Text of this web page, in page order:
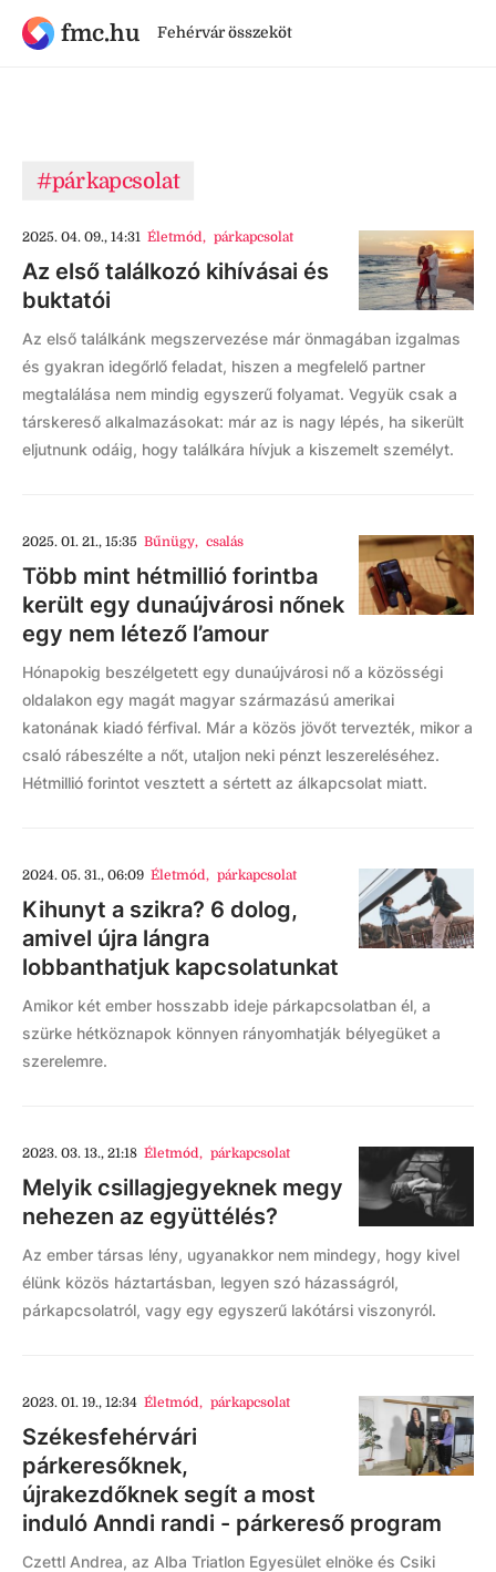
fmc.hu Fehérvár összeköt
#párkapcsolat
2025. 04. 09., 14:31 Életmód, párkapcsolat
Az első találkozó kihívásai és
buktatói
Az első találkánk megszervezése már önmagában izgalmas
és gyakran idegőrlő feladat, hiszen a megfelelő partner
megtalálása nem mindig egyszerű folyamat. Vegyük csak a
társkereső alkalmazásokat: már az is nagy lépés, ha sikerült
eljutnunk odáig, hogy találkára hívjuk a kiszemelt személyt.
2025. 01. 21., 15:35 Bűnügy, csalás
Több mint hétmillió forintba
került egy dunaújvárosi nőnek
egy nem létező l’amour
Hónapokig beszélgetett egy dunaújvárosi nő a közösségi
oldalakon egy magát magyar származású amerikai
katonának kiadó férfival. Már a közös jövőt tervezték, mikor a
csaló rábeszélte a nőt, utaljon neki pénzt leszereléséhez.
Hétmillió forintot vesztett a sértett az álkapcsolat miatt.
2024. 05. 31., 06:09 Életmód, párkapcsolat
Kihunyt a szikra? 6 dolog,
amivel újra lángra
lobbanthatjuk kapcsolatunkat
Amikor két ember hosszabb ideje párkapcsolatban él, a
szürke hétköznapok könnyen rányomhatják bélyegüket a
szerelemre.
2023. 03. 13., 21:18 Életmód, párkapcsolat
Melyik csillagjegyeknek megy
nehezen az együttélés?
Az ember társas lény, ugyanakkor nem mindegy, hogy kivel
élünk közös háztartásban, legyen szó házasságról,
párkapcsolatról, vagy egy egyszerű lakótársi viszonyról.
2023. 01. 19., 12:34 Életmód, párkapcsolat
Székesfehérvári
párkeresőknek,
újrakezdőknek segít a most
induló Anndi randi - párkereső program
Czettl Andrea, az Alba Triatlon Egyesület elnöke és Csiki